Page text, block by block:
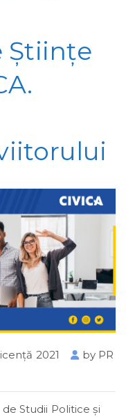
Științe
2021 by PR
de Studii Politice și